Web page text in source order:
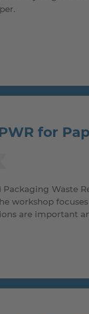
for
Packaging Waste
workshop
are important